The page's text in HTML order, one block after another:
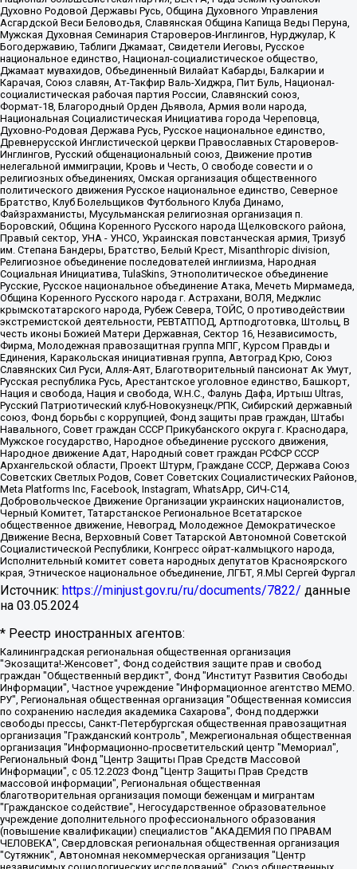
Духовно Родовой Державы Русь, Община Духовного Управления
Асгардской Веси Беловодья, Славянская Община Капища Веды Перуна,
Мужская Духовная Семинария Староверов-Инглингов, Нурджулар, К
Богодержавию, Таблиги Джамаат, Свидетели Иеговы, Русское
национальное единство, Национал-социалистическое общество,
Джамаат мувахидов, Объединенный Вилайат Кабарды, Балкарии и
Карачая, Союз славян, Ат-Такфир Валь-Хиджра, Пит Буль, Национал-
социалистическая рабочая партия России, Славянский союз,
Формат-18, Благородный Орден Дьявола, Армия воли народа,
Национальная Социалистическая Инициатива города Череповца,
Духовно-Родовая Держава Русь, Русское национальное единство,
Древнерусской Инглистической церкви Православных Староверов-
Инглингов, Русский общенациональный союз, Движение против
нелегальной иммиграции, Кровь и Честь, О свободе совести и о
религиозных объединениях, Омская организация общественного
политического движения Русское национальное единство, Северное
Братство, Клуб Болельщиков Футбольного Клуба Динамо,
Файзрахманисты, Мусульманская религиозная организация п.
Боровский, Община Коренного Русского народа Щелковского района,
Правый сектор, УНА - УНСО, Украинская повстанческая армия, Тризуб
им. Степана Бандеры, Братство, Белый Крест, Misanthropic division,
Религиозное объединение последователей инглиизма, Народная
Социальная Инициатива, TulaSkins, Этнополитическое объединение
Русские, Русское национальное объединение Атака, Мечеть Мирмамеда,
Община Коренного Русского народа г. Астрахани, ВОЛЯ, Меджлис
крымскотатарского народа, Рубеж Севера, ТОЙС, О противодействии
экстремистской деятельности, РЕВТАТПОД, Артподготовка, Штольц, В
честь иконы Божией Матери Державная, Сектор 16, Независимость,
Фирма, Молодежная правозащитная группа МПГ, Курсом Правды и
Единения, Каракольская инициативная группа, Автоград Крю, Союз
Славянских Сил Руси, Алля-Аят, Благотворительный пансионат Ак Умут,
Русская республика Русь, Арестантское уголовное единство, Башкорт,
Нация и свобода, Нация и свобода, W.H.С., Фалунь Дафа, Иртыш Ultras,
Русский Патриотический клуб-Новокузнецк/РПК, Сибирский державный
союз, Фонд борьбы с коррупцией, Фонд защиты прав граждан, Штабы
Навального, Совет граждан СССР Прикубанского округа г. Краснодара,
Мужское государство, Народное объединение русского движения,
Народное движение Адат, Народный совет граждан РСФСР СССР
Архангельской области, Проект Штурм, Граждане СССР, Держава Союз
Советских Светлых Родов, Совет Советских Социалистических Районов,
Meta Platforms Inc, Facebook, Instagram, WhatsApp, СИЧ-С14,
Добровольческое Движение Организации украинских националистов,
Черный Комитет, Татарстанское Региональное Всетатарское
общественное движение, Невоград, Молодежное Демократическое
Движение Весна, Верховный Совет Татарской Автономной Советской
Социалистической Республики, Конгресс ойрат-калмыцкого народа,
Исполнительный комитет совета народных депутатов Красноярского
края, Этническое национальное объединение, ЛГБТ, Я.МЫ Сергей Фургал
Источник: https://minjust.gov.ru/ru/documents/7822/ данные
на 03.05.2024
* Реестр иностранных агентов:
Калининградская региональная общественная организация "Экозащита!-Женсовет", Фонд содействия защите прав и свобод граждан "Общественный вердикт", Фонд "Институт Развития Свободы Информации", Частное учреждение "Информационное агентство МЕМО. РУ", Региональная общественная организация "Общественная комиссия по сохранению наследия академика Сахарова", Фонд поддержки свободы прессы, Санкт-Петербургская общественная правозащитная организация "Гражданский контроль", Межрегиональная общественная организация "Информационно-просветительский центр "Мемориал", Региональный Фонд "Центр Защиты Прав Средств Массовой Информации", с 05.12.2023 Фонд "Центр Защиты Прав Средств массовой информации", Региональная общественная благотворительная организация помощи беженцам и мигрантам "Гражданское содействие", Негосударственное образовательное учреждение дополнительного профессионального образования (повышение квалификации) специалистов "АКАДЕМИЯ ПО ПРАВАМ ЧЕЛОВЕКА", Свердловская региональная общественная организация "Сутяжник", Автономная некоммерческая организация "Центр независимых социологических исследований", Союз общественных объединений "Российский исследовательский центр по правам человека", Региональное общественное учреждение научно-информационный центр "МЕМОРИАЛ", Некоммерческая организация "Фонд защиты гласности", Автономная некоммерческая организация "Институт прав человека", Городская общественная организация "Екатеринбургское общество "МЕМОРИАЛ", Городская общественная организация "Рязанское историко-просветительское и правозащитное общество "Мемориал" (Рязанский Мемориал), Челябинский региональный орган общественной самодеятельности – женское общественное объединение "Женщины Евразии", Челябинский региональный орган общественной самодеятельности "Уральская правозащитная группа", Фонд содействия защите здоровья и социальной справедливости имени Андрея Рылькова, Автономная Некоммерческая Организация "Аналитический Центр Юрия Левады", Автономная некоммерческая организация социальной поддержки населения "Проект Апрель", Региональная общественная организация помощи женщинам и детям, находящимся в кризисной ситуации "Информационно-методический центр "Анна", Фонд содействия развитию массовых коммуникаций и правовому просвещению "Так-так-Так", Фонд содействия устойчивому развитию "Серебряная тайга", Свердловский региональный общественный фонд социальных проектов "Новое время", "Idel.Реалии", Кавказ.Реалии, Крым.Реалии, Телеканал Настоящее Время, Татаро-башкирская служба Радио Свобода (Azatliq Radiosi), Радио Свободная Европа/Радио Свобода (PCE/PC), "Сибирь.Реалии", "Фактограф", Благотворительный фонд помощи осужденным и их семьям, Автономная некоммерческая организация "Институт глобализации и социальных движений", Фонд "В защиту прав заключенных", Частное учреждение "Центр поддержки и содействия развитию средств массовой информации", Пензенский региональный общественный благотворительный фонд "Гражданский союз", "Север.Реалии", Некоммерческая организация Фонд "Правовая инициатива", Общество с ограниченной ответственностью "Радио Свободная Европа/Радио Свобода", Чешское информационное агентство "MEDIUM-ORIENT", Красноярская региональная общественная организация "Мы против СПИДа", Камалягин Денис Николаевич, Маркелов Сергей Евгеньевич, Пономарев Лев Александрович, Савицкая Людмила Алексеевна, Автономная некоммерческая организация "Центр по работе с проблемой насилия "НАСИЛИЮ.НЕТ", Межрегиональный профессиональный союз работников здравоохранения "Альянс врачей", Юридическое лицо, зарегистрированное в Латвийской Республике, SIA "Medusa Project" (регистрационный номер 40103797863, дата регистрации 10.06.2014), Некоммерческая организация "Фонд по борьбе с коррупцией", Автономная некоммерческая организация "Институт права и публичной политики", Баданин Роман Сергеевич, Гликин Максим Александрович, Железнова Мария Михайловна, Лукьянова Юлия Сергеевна, Маетная Елизавета Витальевна, Маняхин Петр Борисович, Чуракова Ольга Владимировна, Ярош Юлия Петровна, Юридическое лицо "The Insider SIA", зарегистрированное в Риге, Латвийская Республика (дата регистрации 26.06.2015), являющееся администратором доменного имени интернет-издания "The Insider SIA", https://theins.ru, Постернак Алексей Евгеньевич, Рубин Михаил Аркадьевич, Анин Роман Александрович, Юридическое лицо Istories fonds, зарегистрированное в Латвийской Республике (регистрационный номер 50008295751, дата регистрации 24.02.2020), Великовский Дмитрий Александрович, Долинина Ирина Николаевна, Мароховская Алеся Алексеевна, Шлейнов Роман Юрьевич, Шмагун Олеся Валентиновна, Общество с ограниченной ответственностью "Альтаир 2021", Общество с ограниченной ответственностью "Вега 2021", Общество с ограниченной ответственностью "Главный редактор 2021", Общество с ограниченной ответственностью "Ромашки монолит", Важенков Артем Валерьевич, Ивановская областная общественная организация "Центр гендерных исследований", Гурман Юрий Альбертович, Медиапроект "ОВД-Инфо", Егоров Владимир Владимирович, Жилинский Владимир Александрович, Общество с ограниченной ответственностью "ЗП", Иванова София Юрьевна, Карезина Инна Павловна, Кильтау Екатерина Викторовна, Петров Алексей Викторович, Пискунов Сергей Евгеньевич, Смирнов Сергей Сергеевич, Тихонов Михаил Сергеевич, Общество с ограниченной ответственностью "ЖУРНАЛИСТ-ИНОСТРАННЫЙ АГЕНТ", Арапова Галина Юрьевна, Вольтская Татьяна Анатольевна, Американская компания "Mason G.E.S. Anonymous Foundation" (США), являющаяся владельцем интернет-издания https://mnews.world/, Компания "Stichting Bellingcat", зарегистрированная в Нидерландах (дата регистрации 11.07.2018), Захаров Андрей Вячеславович, Клепиковская Екатерина Дмитриевна, Общество с ограниченной ответственностью "МЕМО", Перл Роман Александрович, Симонов Евгений Алексеевич, Соловьева Елена Анатольевна, Сотников Даниил Владимирович, Сурначева Елизавета Дмитриевна, Автономная некоммерческая организация по защите прав человека и информированию населения "Якутия – Наше Мнение", Общество с ограниченной ответственностью "Москоу диджитал медиа", с 26.01.2023 Общество с ограниченной ответственностью "Чайка Белые сады", Ветошкина Валерия Валерьевна, Заговора Максим Александрович, Межрегиональное общественное движение "Российская ЛГБТ - сеть", Оленичев Максим Владимирович, Павлов Иван Юрьевич, Скворцова Елена Сергеевна, Общество с ограниченной ответственностью "Как бы инагент", Кочетков Игорь Викторович, Общество с ограниченной ответственностью "Честные выборы", Еланчик Олег Александрович, Общество с ограниченной ответственностью "Нобелевский призыв", Гималова Регина Эмилевна, Григорьев Андрей Валерьевич, Григорьева Алина Александровна, Ассоциация по содействию защите прав призывников, альтернативнослужащих и военнослужащих "Правозащитная группа "Гражданин.Армия.Право", Хисамова Регина Фаритовна, Автономная некоммерческая организация по реализации социально-правовых программ "Лилит", Дальневосточное общественное движение "Маяк", Санкт-Петербургская ЛГБТ-инициативная группа "Выход", Инициативная группа ЛГБТ+ "Реверс", Алексеев Андрей Викторович, Бекбулатова Таисия Львовна, Беляев Иван Михайлович, Владыкина Елена Сергеевна, Гельман Марат Александрович, Никульшина Вероника Юрьевна, Толоконникова Надежда Андреевна, Шендерович Виктор Анатольевич, Общество с ограниченной ответственностью "Данное сообщение", Общество с ограниченной ответственностью Издательский дом "Новая глава", Айнбиндер Александра Александровна, Московский комьюнити-центр для ЛГБТ+инициатив, Благотворительный фонд развития филантропии, Deutsche Welle (Германия, Kurt-Schumacher-Strasse 3, 53113 Bonn), Борзунова Мария Михайловна, Воробьев Виктор Викторович, Голубева Анна Львовна, Константинова Алла Михайловна, Малкова Ирина Владимировна, Мурадов Мурад Абдулгалимович, Осетинская Елизавета Николаевна, Понасенков Евгений Николаевич, Ганапольский Матвей Юрьевич, Киселев Евгений Алексеевич, Борухович Ирина Григорьевна, Дремин Иван Тимофеевич, Дубровский Дмитрий Викторович, Красноярская региональная общественная организация поддержки и развития альтернативных образовательных технологий и межкультурных коммуникаций "ИНТЕРРА", Маяковская Екатерина Алексеевна, Фейгин Марк Захарович, Филимонов Андрей Викторович, Дзугкоева Регина Николаевна, Доброхотов Роман Александрович, Дудь Юрий Александрович, Елкин Сергей Владимирович, Кругликов Кирилл Игоревич, Сабунаева Мария Леонидовна, Семенов Алексей Владимирович, Шаинян Карен Багратович, Шульман Екатерина Михайловна, Асафьев Артур Валерьевич, Вахштайн Виктор Семенович, Венедиктов Алексей Алексеевич, Лушникова Екатерина Евгеньевна, Волков Леонид Михайлович, Невзоров Александр Глебович, Пархоменко Сергей Борисович, Сироткин Ярослав Николаевич, Кара-Мурза Владимир Владимирович, Баранова Наталья Владимировна, Гозман Леонид Яковлевич, Кагарлицкий Борис Юльевич, Климарев Михаил Валерьевич, Милов Владимир Станиславович, Автономная некоммерческая организация Краснодарский центр современного искусства "Типография", Моргенштерн Алишер Тагирович, Соболь Любовь Эдуардовна, Общество с ограниченной ответственностью "ЛИЗА НОРМ", Каспаров Гарри Кимович, Ходорковский Михаил Борисович, Общество с ограниченной ответственностью "Апрельские тезисы", Данилович Ирина Брониславовна, Кашин Олег Владимирович, Петров Николай Владимирович, Пивоваров Алексей Владимирович, Соколов Михаил Владимирович, Цветкова Юлия Владимировна, Чичваркин Евгений Александрович, Комитет против пыток/Команда против пыток, Общество с ограниченной ответственностью "Первый научный", Общество с ограниченной ответственностью "Вертолет и ко", Белоцерковская Вероника Борисовна, Кац Максим Евгеньевич, Лазарева Татьяна Юрьевна, Шаведдинов Руслан Табризович, Яшин Илья Валерьевич, Общество с ограниченной ответственностью "Иноагент ААВ", Алешковский Дмитрий Петрович, Альбац Евгения Марковна, Быков Дмитрий Львович, Галямина Юлия Евгеньевна, Лойко Сергей Леонидович, Мартынов Кирилл Константинович, Медведев Сергей Александрович, Крашенинников Федор Геннадиевич, Гордеева Катерина Вл